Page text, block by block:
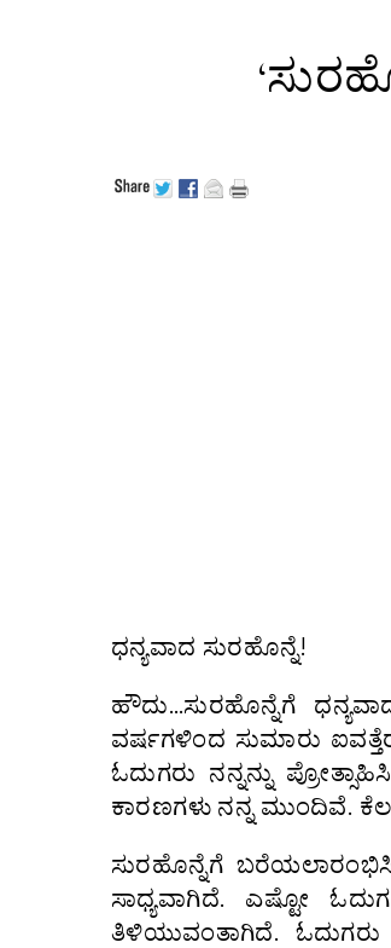
ಧನ್ಯವಾದ ಸುರಹೊನ್ನೆ!
ಹೌದು…ಸುರಹೊನ್ನೆಗೆ
ವರ್ಷಗಳಿಂದ ಸುಮಾರು‌
ಓದುಗರು ನನ್ನನ್ನು
ಕಾರಣಗಳು ನನ್ನ ಮುಂದಿವೆ.
ಸುರಹೊನ್ನೆಗೆ
ಸಾಧ್ಯವಾಗಿದೆ. ಎಷ್ಟೋ
ತಿಳಿಯುವಂತಾಗಿದೆ.